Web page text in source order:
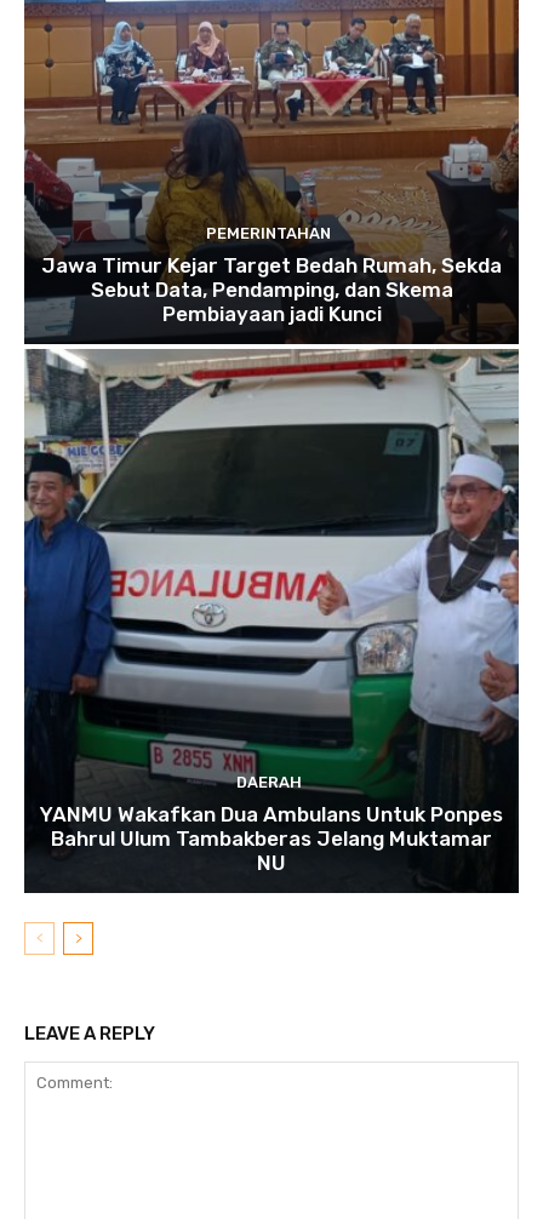
PEMERINTAHAN
Jawa Timur Kejar Target Bedah Rumah, Sekda
Sebut Data, Pendamping, dan Skema
Pembiayaan jadi Kunci
DAERAH
YANMU Wakafkan Dua Ambulans Untuk Ponpes
Bahrul Ulum Tambakberas Jelang Muktamar
NU
LEAVE A REPLY